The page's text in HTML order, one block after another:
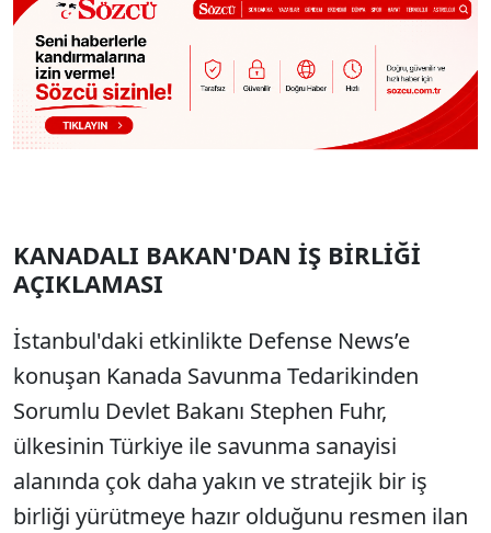
KANADALI BAKAN'DAN İŞ BİRLİĞİ
AÇIKLAMASI
İstanbul'daki etkinlikte Defense News’e
konuşan Kanada Savunma Tedarikinden
Sorumlu Devlet Bakanı Stephen Fuhr,
ülkesinin Türkiye ile savunma sanayisi
alanında çok daha yakın ve stratejik bir iş
birliği yürütmeye hazır olduğunu resmen ilan